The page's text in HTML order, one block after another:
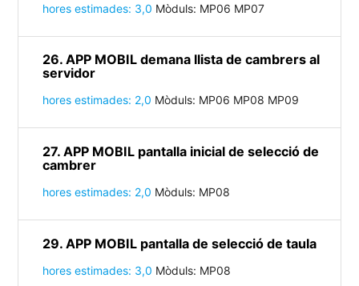
hores estimades: 3,0 Mòduls: MP06 MP07
26. APP MOBIL demana llista de cambrers al
servidor
hores estimades: 2,0 Mòduls: MP06 MP08 MP09
27. APP MOBIL pantalla inicial de selecció de
cambrer
hores estimades: 2,0 Mòduls: MP08
29. APP MOBIL pantalla de selecció de taula
hores estimades: 3,0 Mòduls: MP08